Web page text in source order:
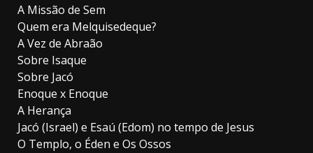
A Missão de Sem
Quem era Melquisedeque?
A Vez de Abraão
Sobre Isaque
Sobre Jacó
Enoque x Enoque
A Herança
Jacó (Israel) e Esaú (Edom) no tempo de Jesus
O Templo, o Éden e Os Ossos